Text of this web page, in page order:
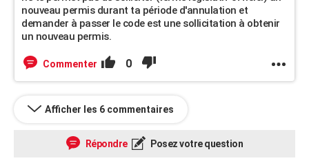
nouveau permis durant ta période d'annulation et
demander à passer le code est une sollicitation à obtenir
un nouveau permis.
Commenter 0
Afficher les 6 commentaires
Répondre Posez votre question